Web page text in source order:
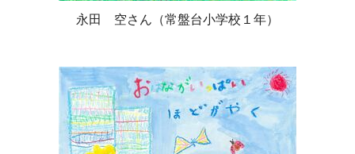
永田 空さん（常盤台小学校１年）